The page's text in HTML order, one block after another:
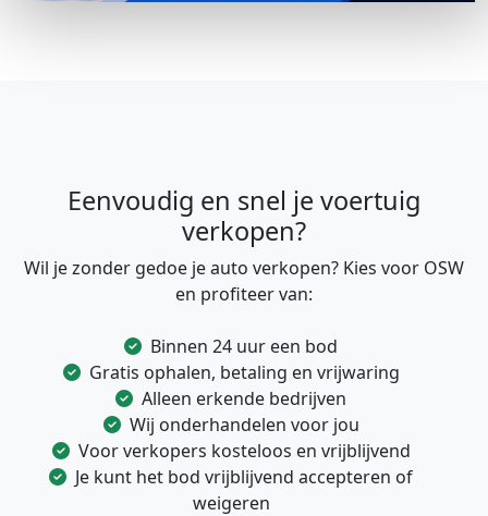
Eenvoudig en snel je voertuig
verkopen?
Wil je zonder gedoe je auto verkopen? Kies voor OSW
en profiteer van:
Binnen 24 uur een bod
Gratis ophalen, betaling en vrijwaring
Alleen erkende bedrijven
Wij onderhandelen voor jou
Voor verkopers kosteloos en vrijblijvend
Je kunt het bod vrijblijvend accepteren of
weigeren